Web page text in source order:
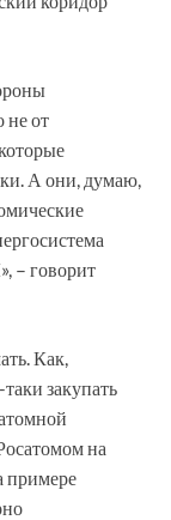
не от
А они, думаю,
– говорит
Как,
закупать
на
примере